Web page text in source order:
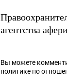
агентства
Вы можете
политике по